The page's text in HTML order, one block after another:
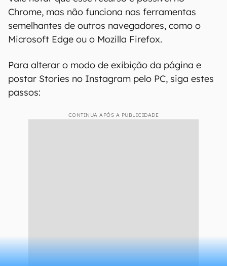
Chrome, mas não funciona nas ferramentas
semelhantes de outros navegadores, como o
Microsoft Edge ou o Mozilla Firefox.
Para alterar o modo de exibição da página e
postar Stories no Instagram pelo PC, siga estes
passos:
CONTINUA APÓS A PUBLICIDADE